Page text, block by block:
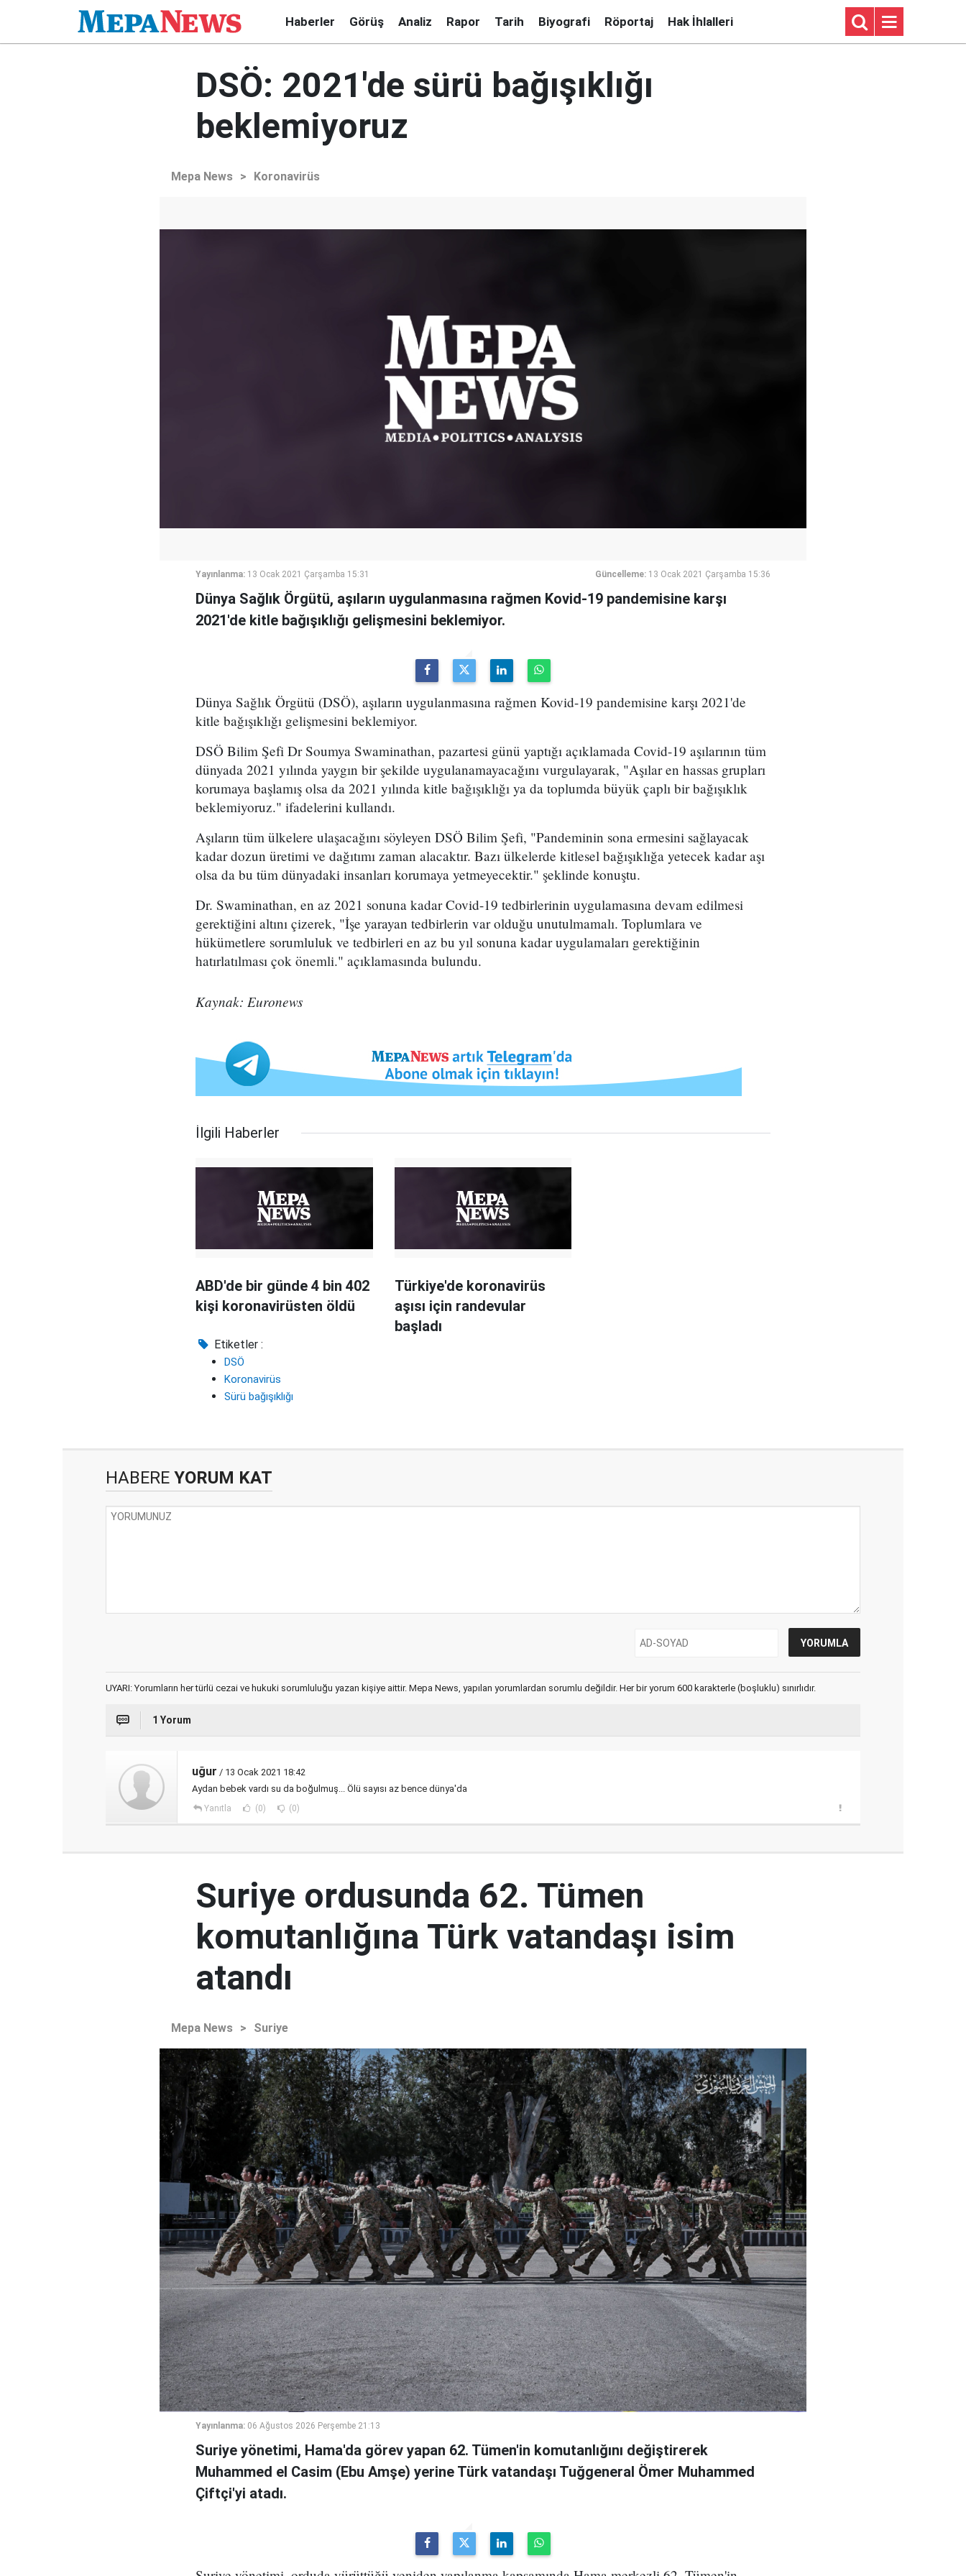
Haberler Görüş Analiz Rapor Tarih Biyografi Röportaj Hak İhlalleri
DSÖ: 2021'de sürü bağışıklığı
beklemiyoruz
Mepa News > Koronavirüs
Yayınlanma: 13 Ocak 2021 Çarşamba 15:31 Güncelleme: 13 Ocak 2021 Çarşamba 15:36
Dünya Sağlık Örgütü, aşıların uygulanmasına rağmen Kovid-19 pandemisine karşı
2021'de kitle bağışıklığı gelişmesini beklemiyor.
Dünya Sağlık Örgütü (DSÖ), aşıların uygulanmasına rağmen Kovid-19 pandemisine karşı 2021'de
kitle bağışıklığı gelişmesini beklemiyor.
DSÖ Bilim Şefi Dr Soumya Swaminathan, pazartesi günü yaptığı açıklamada Covid-19 aşılarının tüm
dünyada 2021 yılında yaygın bir şekilde uygulanamayacağını vurgulayarak, "Aşılar en hassas grupları
korumaya başlamış olsa da 2021 yılında kitle bağışıklığı ya da toplumda büyük çaplı bir bağışıklık
beklemiyoruz." ifadelerini kullandı.
Aşıların tüm ülkelere ulaşacağını söyleyen DSÖ Bilim Şefi, "Pandeminin sona ermesini sağlayacak
kadar dozun üretimi ve dağıtımı zaman alacaktır. Bazı ülkelerde kitlesel bağışıklığa yetecek kadar aşı
olsa da bu tüm dünyadaki insanları korumaya yetmeyecektir." şeklinde konuştu.
Dr. Swaminathan, en az 2021 sonuna kadar Covid-19 tedbirlerinin uygulamasına devam edilmesi
gerektiğini altını çizerek, "İşe yarayan tedbirlerin var olduğu unutulmamalı. Toplumlara ve
hükümetlere sorumluluk ve tedbirleri en az bu yıl sonuna kadar uygulamaları gerektiğinin
hatırlatılması çok önemli." açıklamasında bulundu.
Kaynak: Euronews
İlgili Haberler
ABD'de bir günde 4 bin 402
kişi koronavirüsten öldü
Türkiye'de koronavirüs
aşısı için randevular
başladı
Etiketler :
DSÖ
Koronavirüs
Sürü bağışıklığı
HABERE YORUM KAT
UYARI: Yorumların her türlü cezai ve hukuki sorumluluğu yazan kişiye aittir. Mepa News, yapılan yorumlardan sorumlu değildir. Her bir yorum 600 karakterle (boşluklu) sınırlıdır.
1 Yorum
uğur / 13 Ocak 2021 18:42
Aydan bebek vardı su da boğulmuş... Ölü sayısı az bence dünya'da
Yanıtla (0) (0)
Suriye ordusunda 62. Tümen
komutanlığına Türk vatandaşı isim
atandı
Mepa News > Suriye
Yayınlanma: 06 Ağustos 2026 Perşembe 21:13
Suriye yönetimi, Hama'da görev yapan 62. Tümen'in komutanlığını değiştirerek
Muhammed el Casim (Ebu Amşe) yerine Türk vatandaşı Tuğgeneral Ömer Muhammed
Çiftçi'yi atadı.